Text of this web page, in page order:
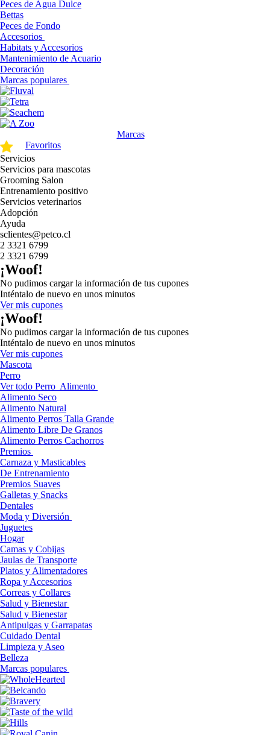
Peces de Agua Dulce
Bettas
Peces de Fondo
Accesorios
Habitats y Accesorios
Mantenimiento de Acuario
Decoración
Marcas populares
Marcas
Favoritos
Servicios
Servicios para mascotas
Grooming Salon
Entrenamiento positivo
Servicios veterinarios
Adopción
Ayuda
sclientes@petco.cl
2 3321 6799
2 3321 6799
¡Woof!
No pudimos cargar la información de tus cupones
Inténtalo de nuevo en unos minutos
Ver mis cupones
¡Woof!
No pudimos cargar la información de tus cupones
Inténtalo de nuevo en unos minutos
Ver mis cupones
Mascota
Perro
Ver todo Perro Alimento
Alimento Seco
Alimento Natural
Alimento Perros Talla Grande
Alimento Libre De Granos
Alimento Perros Cachorros
Premios
Carnaza y Masticables
De Entrenamiento
Premios Suaves
Galletas y Snacks
Dentales
Moda y Diversión
Juguetes
Hogar
Camas y Cobijas
Jaulas de Transporte
Platos y Alimentadores
Ropa y Accesorios
Correas y Collares
Salud y Bienestar
Salud y Bienestar
Antipulgas y Garrapatas
Cuidado Dental
Limpieza y Aseo
Belleza
Marcas populares